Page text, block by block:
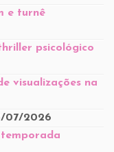
e turnê
psicológico
visualizações na
07/2026